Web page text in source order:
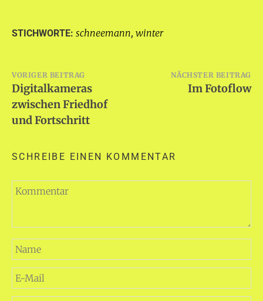
STICHWORTE: schneemann, winter
Beitragsnavigation
VORIGER BEITRAG
Digitalkameras
zwischen Friedhof
und Fortschritt
NÄCHSTER BEITRAG
Im Fotoflow
SCHREIBE EINEN KOMMENTAR